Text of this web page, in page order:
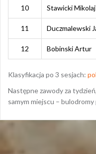
10 Stawicki Mikolaj
11 Duczmalewski
12 Bobinski Artur
Klasyfikacja po 3 sesjach:
Następne zawody za
samym miejscu –